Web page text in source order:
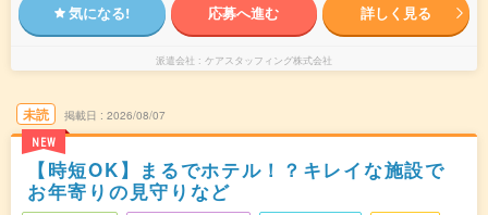
気になる! 応募へ進む 詳しく見る
派遣会社 ケアスタッフィング株式会社
未読
NEW
掲載日 2026/08/07
【時短OK】まるでホテル！？キレイな施設で
お年寄りの見守りなど